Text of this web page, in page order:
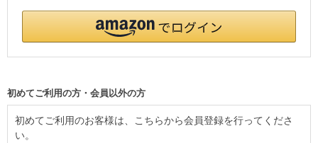
初めてご利用の方・会員以外の方
初めてご利用のお客様は、こちらから会員登録を行ってくださ
い。